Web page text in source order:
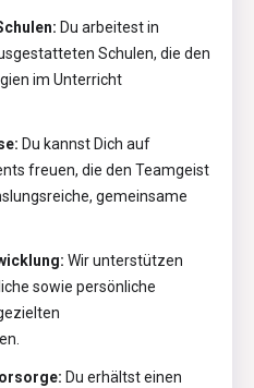
Du arbeitest in
Schulen, die den
im Unterricht
Du kannst Dich auf
freuen, die den Teamgeist
gemeinsame
Wir unterstützen
sowie persönliche
Du erhältst einen